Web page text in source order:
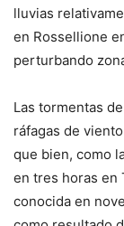
lluvias
en Rossellione
perturbando
Las tormentas
ráfagas de
que bien, como
en tres horas en
conocida en